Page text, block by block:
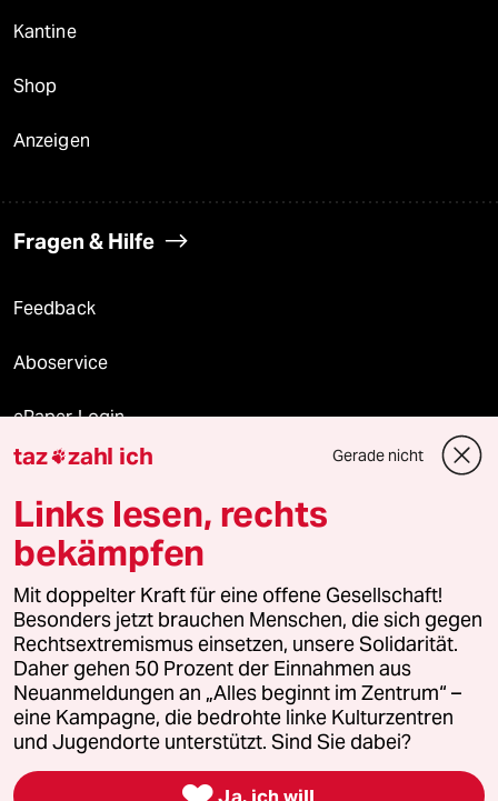
Kantine
Shop
Anzeigen
Fragen & Hilfe
Feedback
Aboservice
ePaper Login
Downloads für Abonnierende
© 2026 taz Verlags und Vertriebs GmbH
Alle Rechte vorbehalten. Bei rechtlichen Fragen oder für Genehmigungen
wenden Sie sich bitte an
lizenzen@taz.de
Feedback Redaktionsstatut Kommune-Richtlinien
Leitlinie Informant Datenschutz Impressum AGB
Seitenwende Einwilligungen widerrufen (Ads)
taz zahl ich Gerade nicht
Links lesen, rechts
bekämpfen
Mit doppelter Kraft für eine offene Gesellschaft!
Besonders jetzt brauchen Menschen, die sich gegen
Rechtsextremismus einsetzen, unsere Solidarität.
Daher gehen 50 Prozent der Einnahmen aus
Neuanmeldungen an „Alles beginnt im Zentrum“ –
eine Kampagne, die bedrohte linke Kulturzentren
und Jugendorte unterstützt. Sind Sie dabei?
Ja, ich will